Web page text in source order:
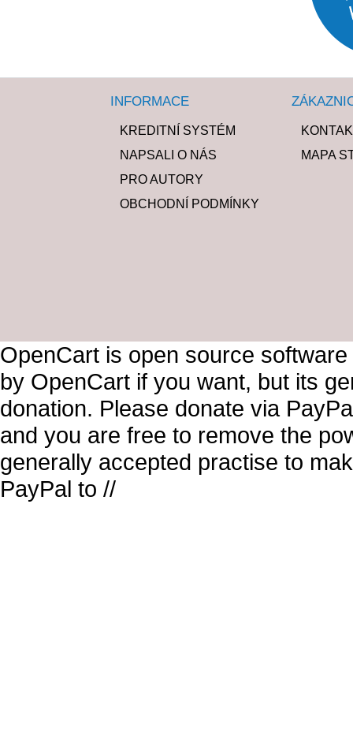
INFORMACE
KREDITNÍ SYSTÉM
NAPSALI O NÁS
PRO AUTORY
OBCHODNÍ PODMÍNKY
MAPA
OpenCart is open source
by OpenCart if you want, but its
donation. Please donate via
and you are free to remove the
generally accepted practise to
PayPal to //